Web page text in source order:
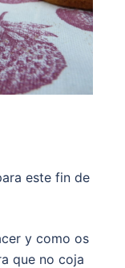
este fin de
y como os
que no coja